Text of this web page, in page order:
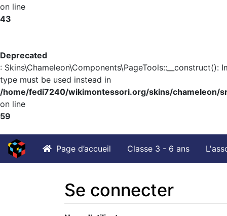
on line
43
Deprecated
:
type must be used instead in
/home/fedi7240/wikimontessori.org/skins/chameleon/
on line
59
Page d’accueil Classe 3 - 6 ans
Se connecter